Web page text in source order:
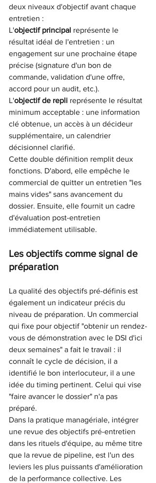
deux niveaux d'objectif avant chaque
entretien :
L'objectif principal représente le
résultat idéal de l'entretien : un
engagement sur une prochaine étape
précise (signature d'un bon de
commande, validation d'une offre,
accord pour un audit, etc.).
L'objectif de repli représente le résultat
minimum acceptable : une information
clé obtenue, un accès à un décideur
supplémentaire, un calendrier
décisionnel clarifié.
Cette double définition remplit deux
fonctions. D'abord, elle empêche le
commercial de quitter un entretien "les
mains vides" sans avancement du
dossier. Ensuite, elle fournit un cadre
d'évaluation post-entretien
immédiatement utilisable.
Les objectifs comme signal de
préparation
La qualité des objectifs pré-définis est
également un indicateur précis du
niveau de préparation. Un commercial
qui fixe pour objectif "obtenir un rendez-
vous de démonstration avec le DSI d'ici
deux semaines" a fait le travail : il
connaît le cycle de décision, il a
identifié le bon interlocuteur, il a une
idée du timing pertinent. Celui qui vise
"faire avancer le dossier" n'a pas
préparé.
Dans la pratique managériale, intégrer
une revue des objectifs pré-entretien
dans les rituels d'équipe, au même titre
que la revue de pipeline, est l'un des
leviers les plus puissants d'amélioration
de la performance collective. Les